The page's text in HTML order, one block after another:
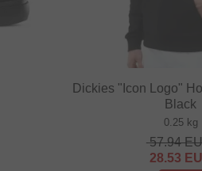
Dickies "Icon Logo"
Black
0.25 kg
57.94
28.53